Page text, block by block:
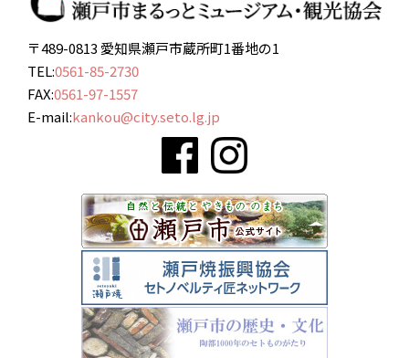
〒489-0813 愛知県瀬戸市蔵所町1番地の1
TEL:0561-85-2730
FAX:0561-97-1557
E-mail:kankou@city.seto.lg.jp